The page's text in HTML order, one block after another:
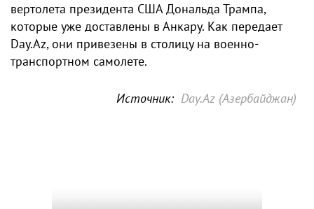
вертолета президента США Дональда Трампа,
которые уже доставлены в Анкару. Как передает
Day.Az, они привезены в столицу на военно-
транспортном самолете.
Источник: Day.Az (Азербайджан)